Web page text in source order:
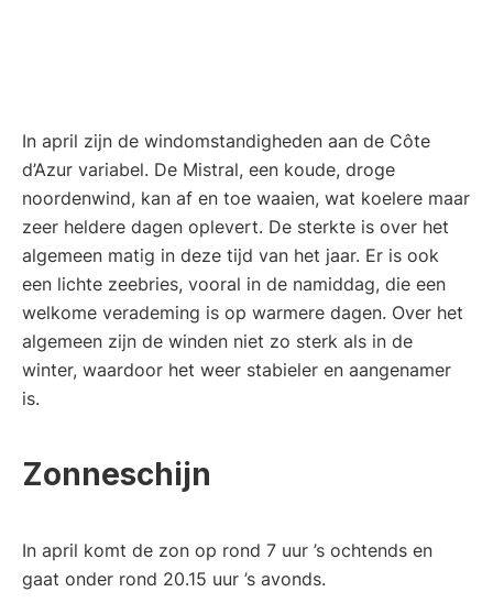
In april zijn de windomstandigheden aan de Côte
d’Azur variabel. De Mistral, een koude, droge
noordenwind, kan af en toe waaien, wat koelere maar
zeer heldere dagen oplevert. De sterkte is over het
algemeen matig in deze tijd van het jaar. Er is ook
een lichte zeebries, vooral in de namiddag, die een
welkome verademing is op warmere dagen. Over het
algemeen zijn de winden niet zo sterk als in de
winter, waardoor het weer stabieler en aangenamer
is.
Zonneschijn
In april komt de zon op rond 7 uur ’s ochtends en
gaat onder rond 20.15 uur ’s avonds.